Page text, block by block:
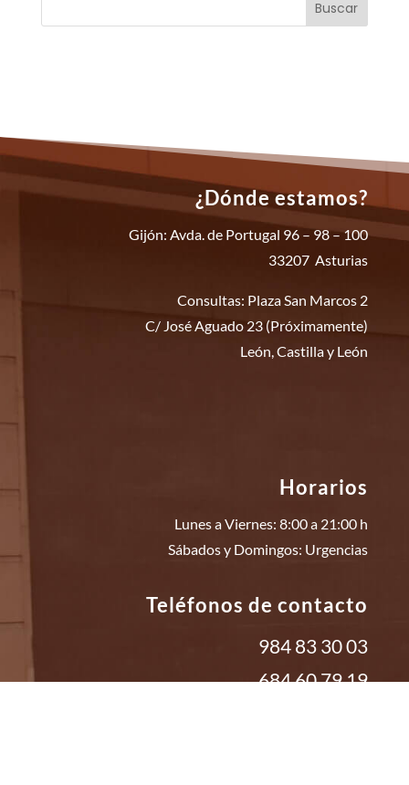
¿Dónde estamos?
Gijón: Avda. de Portugal 96 – 98 – 100
33207 Asturias
Consultas: Plaza San Marcos 2
C/ José Aguado 23 (Próximamente)
León, Castilla y León
Horarios
Lunes a Viernes: 8:00 a 21:00 h
Sábados y Domingos: Urgencias
Teléfonos de contacto
984 83 30 03
684 60 79 19